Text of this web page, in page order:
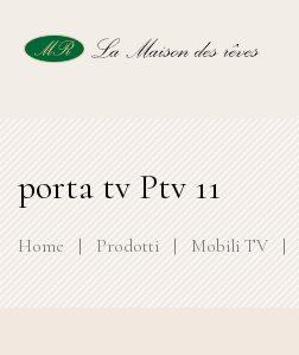
porta tv Ptv 11
Home | Prodotti | Mobili TV |